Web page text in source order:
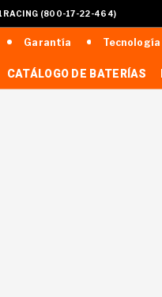
(800-17-22-464)
Tecnología
Garantía
CATÁLOGO DE BATERÍAS